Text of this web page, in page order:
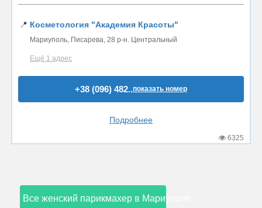
📍 Косметология "Академия Красоты"
Мариуполь, Писарева, 28 р-н. Центральный
Ещё 1 адрес
+38 (096) 482..показать номер
Подробнее
6325
Все женский парикмахер в Мариуполе